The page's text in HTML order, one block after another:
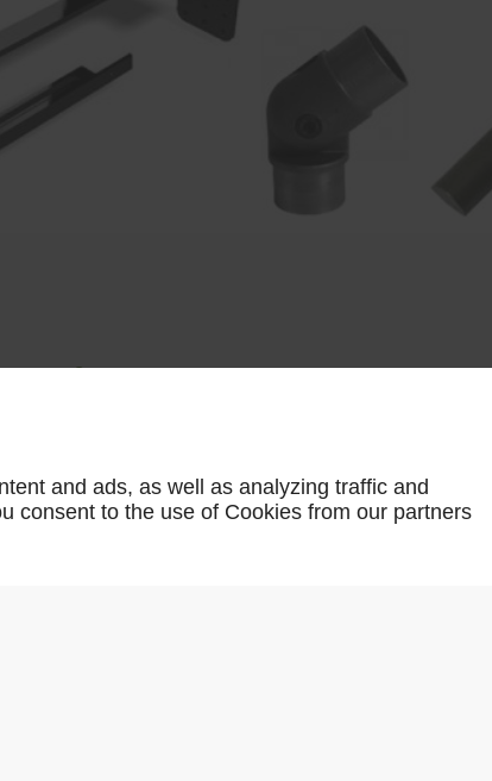
-
and ads, as well as analyzing traffic and
consent to the use of Cookies from our partners